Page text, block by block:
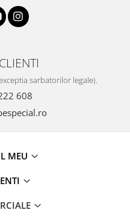
sarbatorilor legale).
608
MEU